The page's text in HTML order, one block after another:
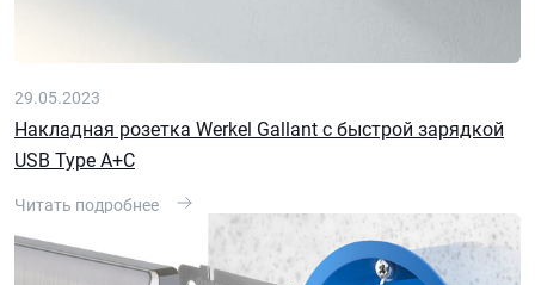
29.05.2023
Накладная розетка Werkel Gallant с быстрой зарядкой
USB Type A+С
Читать подробнее